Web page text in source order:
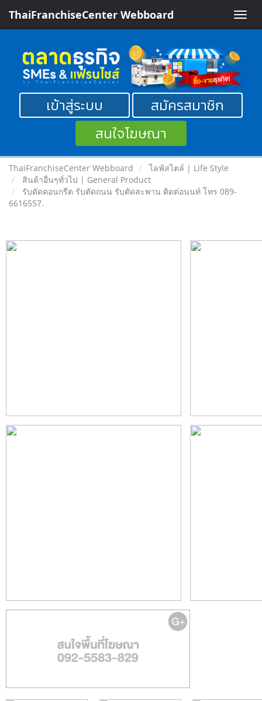
Toggle
ThaiFranchiseCenter Webboard
เข้าสู่ระบบ
สมัครสมาชิก
สนใจโฆษณา
ThaiFranchiseCenter Webboard
ไลฟ์สไตล์ | Life Style
สินค้าอื่นๆทั่วไป | General Product
รับตัดคอนกรีต รับตัดถนน รับตัดสะพาน ติดต่อนนท์ โทร 089-
6616557.